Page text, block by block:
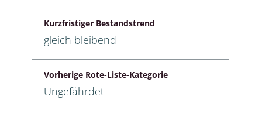
Kurzfristiger Bestandstrend
gleich bleibend
Vorherige Rote-Liste-Kategorie
Ungefährdet